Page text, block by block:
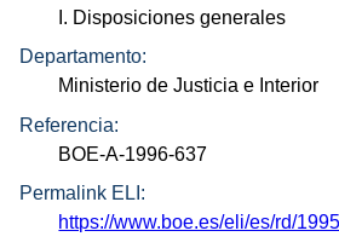
I. Disposiciones generales
Departamento:
Ministerio de Justicia e Interior
Referencia:
BOE-A-1996-637
Permalink ELI:
https://www.boe.es/eli/es/rd/